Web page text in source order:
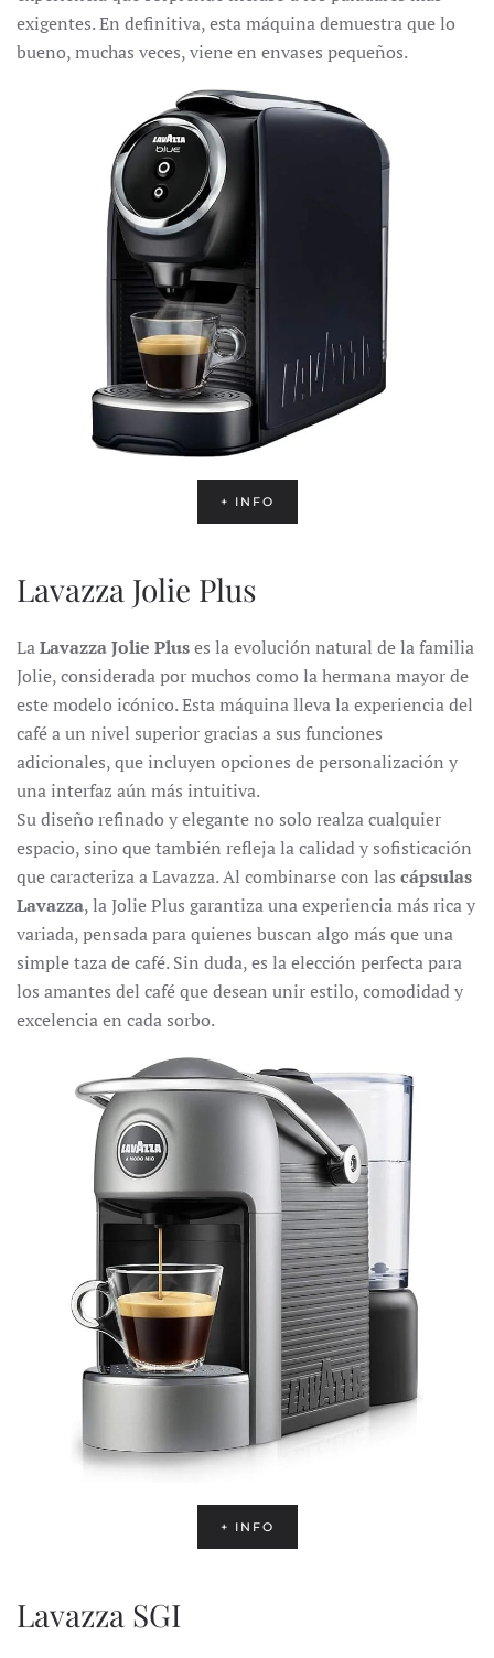
exigentes. En definitiva, esta máquina demuestra que lo
bueno, muchas veces, viene en envases pequeños.
+ INFO
Lavazza Jolie Plus
LaLavazza Jolie Pluses la evolución natural de la familia
Jolie, considerada por muchos como la hermana mayor de
este modelo icónico. Esta máquina lleva la experiencia del
café a un nivel superior gracias a sus funciones
adicionales, que incluyen opciones de personalización y
una interfaz aún más intuitiva.
Su diseño refinado y elegante no solo realza cualquier
espacio, sino que también refleja la calidad y sofisticación
que caracteriza a Lavazza. Al combinarse con las cápsulas
Lavazza, la Jolie Plus garantiza una experiencia más rica y
variada, pensada para quienes buscan algo más que una
simple taza de café. Sin duda, es la elección perfecta para
los amantes del café que desean unir estilo, comodidad y
excelencia en cada sorbo.
+ INFO
Lavazza SGI